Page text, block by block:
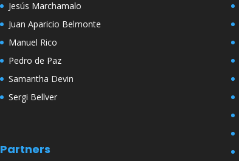
Jesús Marchamalo
Juan Aparicio Belmonte
Manuel Rico
Pedro de Paz
Samantha Devin
Sergi Bellver
Partners